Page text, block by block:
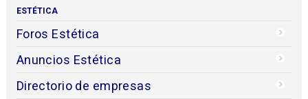
ESTÉTICA
Foros Estética
Anuncios Estética
Directorio de empresas